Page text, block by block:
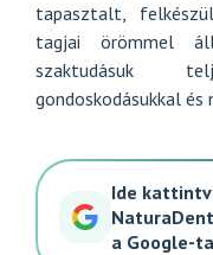
tapasztalt,
tagjai örömmel
szaktudásuk
gondoskodásukkal és
Ide
a Google-